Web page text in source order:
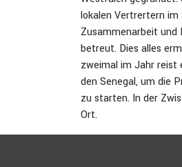
lokalen Vertrertern
Zusammenarbeit
betreut. Dies alles
zweimal im Jahr reist
den Senegal, um die
zu starten. In der
Ort.